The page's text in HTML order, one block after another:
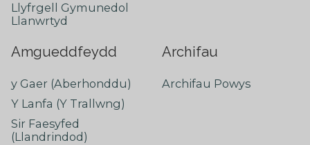
Llyfrgell Gymunedol
Llanwrtyd
Amgueddfeydd
y Gaer (Aberhonddu)
Y Lanfa (Y Trallwng)
Sir Faesyfed
(Llandrindod)
Archifau
Archifau Powys